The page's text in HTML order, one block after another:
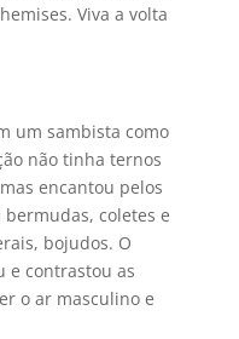
Viva a volta
um sambista como
não tinha ternos
encantou pelos
coletes e
bojudos. O
e contrastou as
o ar masculino e